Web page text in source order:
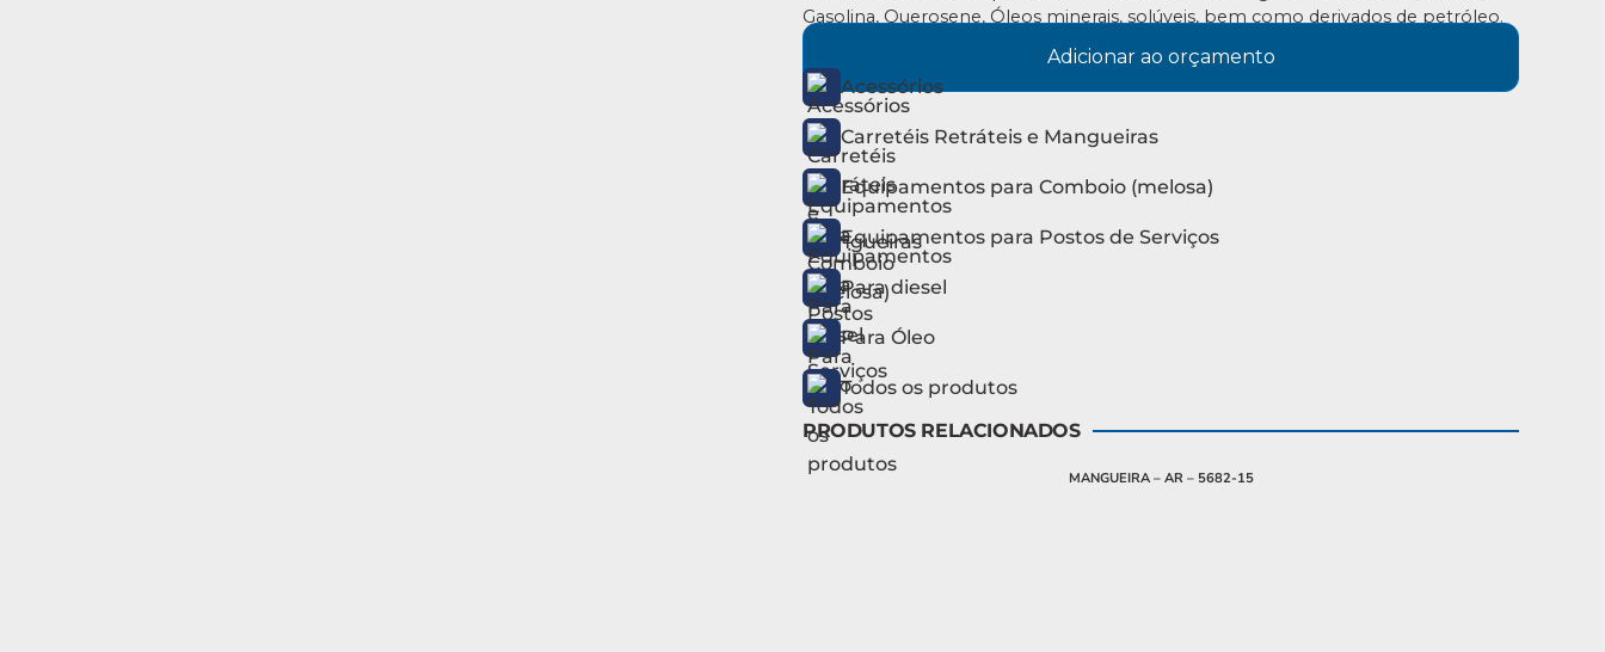
Gasolina, Querosene, Óleos minerais, solúveis, bem como derivados de petróleo.
Adicionar ao orçamento
Acessórios
Carretéis Retráteis e Mangueiras
Equipamentos para Comboio (melosa)
Equipamentos para Postos de Serviços
Para diesel
Para Óleo
Todos os produtos
PRODUTOS RELACIONADOS
MANGUEIRA – AR – 5682-15